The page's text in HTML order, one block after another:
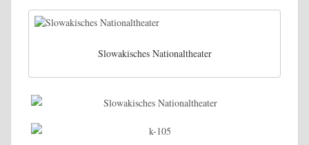
Slowakisches Nationaltheater